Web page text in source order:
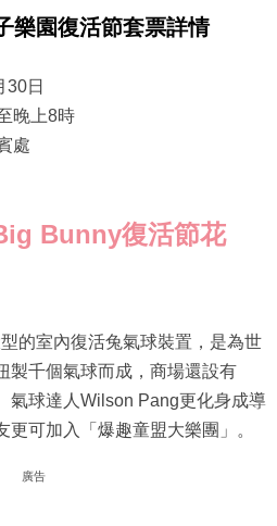
樂園復活節套票詳情
30日
晚上8時
處
Bunny復活節花
的室內復活兔氣球裝置，是為世
製千個氣球而成，商場還設有
氣球達人Wilson Pang更化身成導
可加入「爆趣童盟大樂團」。
廣告